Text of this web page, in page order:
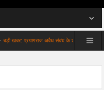
प्रयागराज अवैध संबंध के शक में ट्रिपल मर्डर